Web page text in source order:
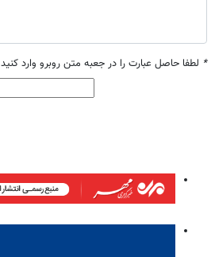
* لطفا حاصل عبارت را در جعبه متن روبرو وارد کنید